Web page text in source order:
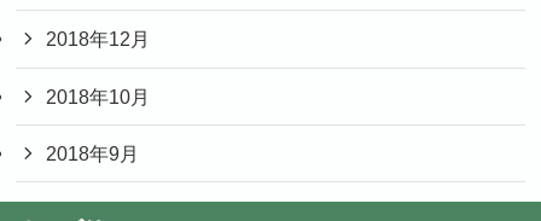
2018年12月
2018年10月
2018年9月